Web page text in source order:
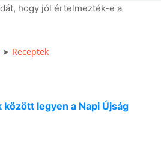
hogy jól értelmezték-e a
➤ Receptek
legyen a Napi Újság